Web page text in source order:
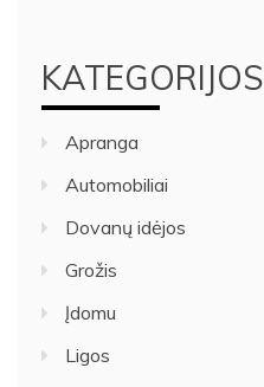
KATEGORIJOS
Apranga
Automobiliai
Dovanų idėjos
Grožis
Įdomu
Ligos